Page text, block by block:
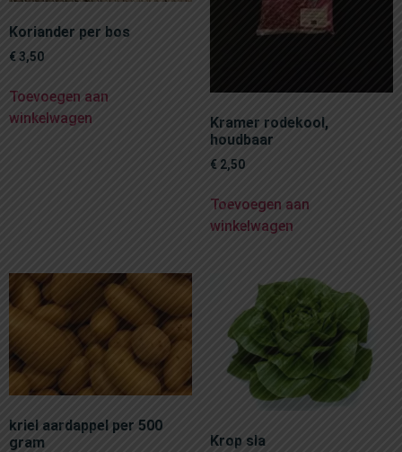
Koriander per bos
€3,50
Toevoegen aan
winkelwagen
Kramer rodekool,
houdbaar
€ 2,50
Toevoegen aan
winkelwagen
kriel aardappel per 500
gram
Krop sla